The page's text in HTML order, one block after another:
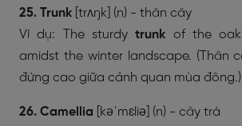
25. Trunk [trʌŋk] (n) - thân cây
Ví dụ: The sturdytrunk of the
amidst the winter landscape. (Thân
đứng cao giữa cảnh quan mùa đông.)
26. Camellia [kəˈmɛliə] (n) - cây trà